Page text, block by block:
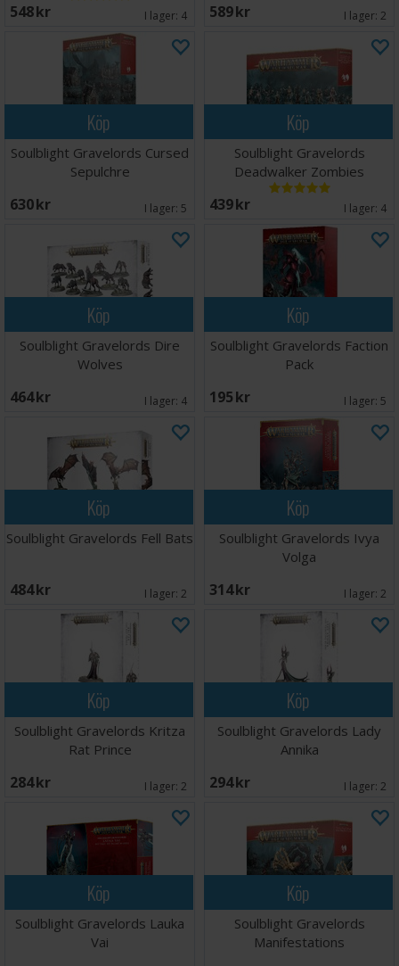
548 SEK I lager: 4 589 SEK I lager: 2
Köp
Soulblight Gravelords Cursed
Sepulchre
630 SEK I lager: 5
Köp
Soulblight Gravelords
Deadwalker Zombies
439 SEK I lager: 4
Köp
Soulblight Gravelords Dire
Wolves
464 SEK I lager: 4
Köp
Soulblight Gravelords Faction
Pack
195 SEK I lager: 5
Köp
Soulblight Gravelords Fell Bats
484 SEK I lager: 2
Köp
Soulblight Gravelords Ivya
Volga
314 SEK I lager: 2
Köp
Soulblight Gravelords Kritza
Rat Prince
284 SEK I lager: 2
Köp
Soulblight Gravelords Lady
Annika
294 SEK I lager: 2
Köp
Soulblight Gravelords Lauka
Vai
Köp
Soulblight Gravelords
Manifestations